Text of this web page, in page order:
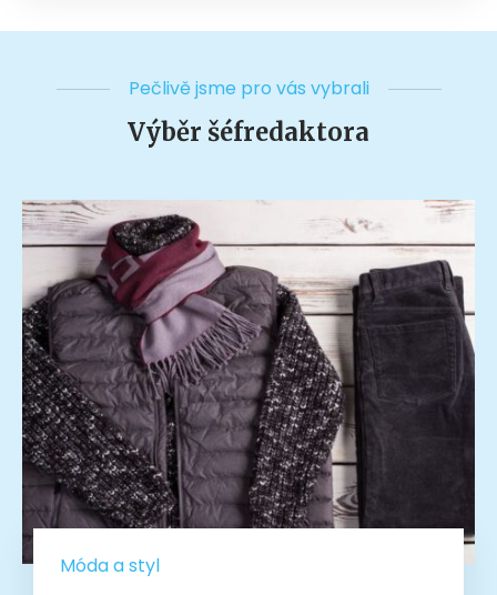
Pečlivě jsme pro vás vybrali
Výběr šéfredaktora
Móda a styl